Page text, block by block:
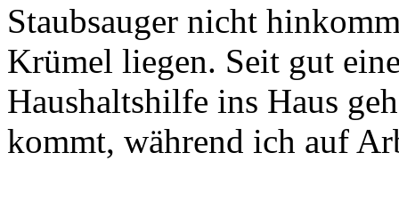
Staubsauger nicht
Krümel liegen. Seit gut
Haushaltshilfe ins Haus
kommt, während ich auf